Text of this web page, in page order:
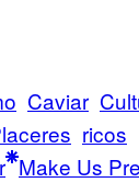
Caviar
ricos
Make Us